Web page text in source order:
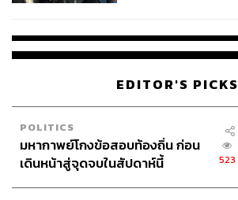
EDITOR'S PICKS
POLITICS
มหากาพย์โกงข้อสอบท้องถิ่น ก่อน
เดินหน้าสู่จุดจบในสัปดาห์นี้
523